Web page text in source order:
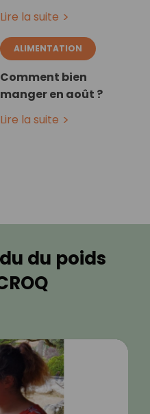
Lire la suite
ALIMENTATION
Comment bien
manger en août ?
Lire la suite
du poids